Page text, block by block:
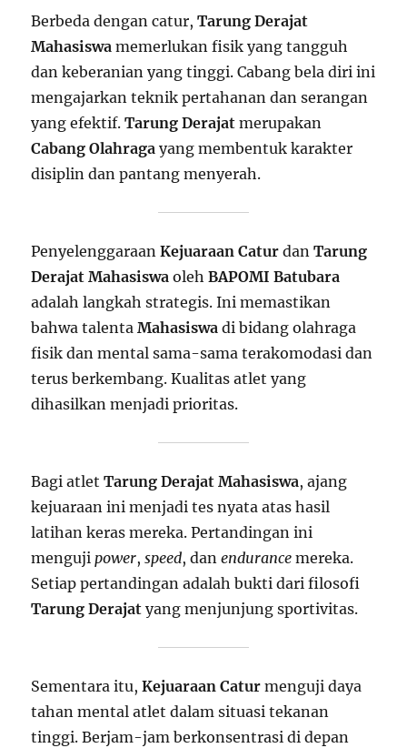
Berbeda dengan catur,Tarung Derajat
Mahasiswa memerlukan fisik yang tangguh
dan keberanian yang tinggi. Cabang bela diri ini
mengajarkan teknik pertahanan dan serangan
yang efektif.Tarung Derajat merupakan
Cabang Olahraga yang membentuk karakter
disiplin dan pantang menyerah.
PenyelenggaraanKejuaraan Catur danTarung
Derajat Mahasiswa olehBAPOMI Batubara
adalah langkah strategis. Ini memastikan
bahwa talentaMahasiswa di bidang olahraga
fisik dan mental sama-sama terakomodasi dan
terus berkembang. Kualitas atlet yang
dihasilkan menjadi prioritas.
Bagi atletTarung Derajat Mahasiswa, ajang
kejuaraan ini menjadi tes nyata atas hasil
latihan keras mereka. Pertandingan ini
mengujipower,speed, danendurance mereka.
Setiap pertandingan adalah bukti dari filosofi
Tarung Derajat yang menjunjung sportivitas.
Sementara itu,Kejuaraan Catur menguji daya
tahan mental atlet dalam situasi tekanan
tinggi. Berjam-jam berkonsentrasi di depan